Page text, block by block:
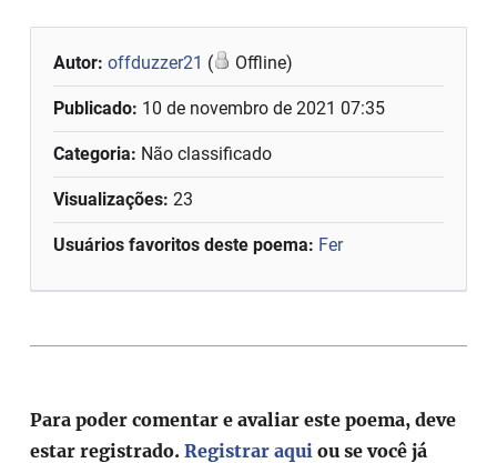
Autor:offduzzer21 ( Offline)
Publicado: 10 de novembro de 2021 07:35
Categoria: Não classificado
Visualizações: 23
Usuários favoritos deste poema: Fer
Para poder comentar e avaliar este poema, deve
estar registrado.Registrar aqui ou se você já